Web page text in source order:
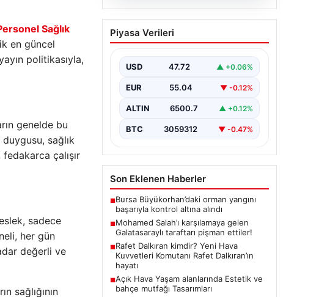
Sağlık
en güncel
politikasıyla,
genelde bu
sağlık
çalışır
sadece
her gün
değerli ve
sağlığının
05.08.2026
Mohamed Salah’ı
karşılamaya gelen
pişman ettiler!
Piyasa Verileri
USD 47.72 ▲ +0.06%
EUR 55.04 ▼ -0.12%
ALTIN 6500.7 ▲ +0.12%
BTC 3059312 ▼ -0.47%
Son Eklenen Haberler
■Bursa Büyükorhan’daki orman yangını
başarıyla kontrol altına alındı
■Mohamed Salah’ı karşılamaya gelen
Galatasaraylı taraftarı pişman ettiler!
■Rafet Dalkıran kimdir? Yeni Hava
Kuvvetleri Komutanı Rafet Dalkıran’ın
hayatı
■Açık Hava Yaşam alanlarında Estetik ve
bahçe mutfağı Tasarımları